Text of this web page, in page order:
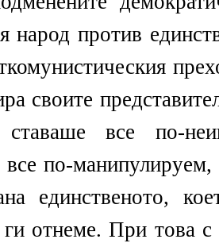
народ против
своите
все по-
по-манипулируем,
единственото,
отнеме. При това